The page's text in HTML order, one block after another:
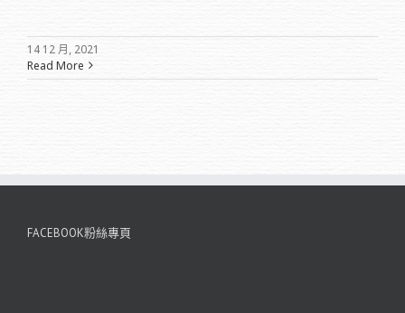
14 12 月, 2021
Read More
FACEBOOK粉絲專頁